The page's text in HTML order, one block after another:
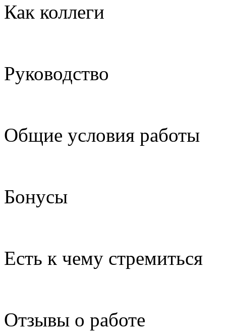
Как коллеги
Руководство
Общие условия работы
Бонусы
Есть к чему стремиться
Отзывы о работе